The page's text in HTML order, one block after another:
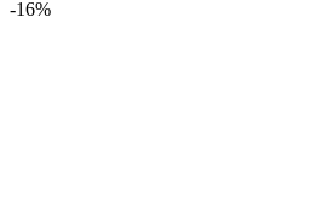
-16%